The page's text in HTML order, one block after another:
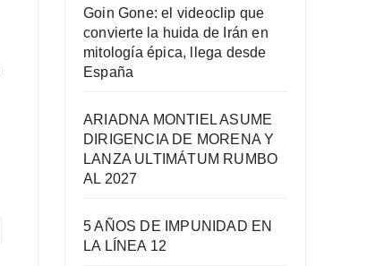
Goin Gone: el videoclip que
convierte la huida de Irán en
mitología épica, llega desde
España
ARIADNA MONTIEL ASUME
DIRIGENCIA DE MORENA Y
LANZA ULTIMÁTUM RUMBO
AL 2027
5 AÑOS DE IMPUNIDAD EN
LA LÍNEA 12